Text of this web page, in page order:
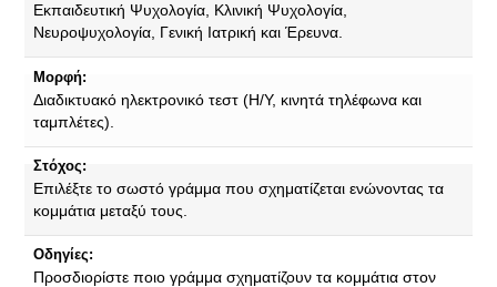
Εκπαιδευτική Ψυχολογία, Κλινική Ψυχολογία,
Νευροψυχολογία, Γενική Ιατρική και Έρευνα.
Μορφή:
Διαδικτυακό ηλεκτρονικό τεστ (Η/Υ, κινητά τηλέφωνα και
ταμπλέτες).
Στόχος:
Επιλέξτε το σωστό γράμμα που σχηματίζεται ενώνοντας τα
κομμάτια μεταξύ τους.
Οδηγίες:
Προσδιορίστε ποιο γράμμα σχηματίζουν τα κομμάτια στον